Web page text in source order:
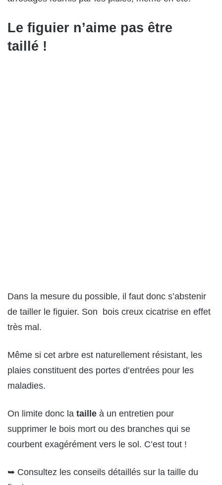
Le figuier n’aime pas être
taillé !
Dans la mesure du possible, il faut donc s’abstenir
de tailler le figuier. Son bois creux cicatrise en effet
très mal.
Même si cet arbre est naturellement résistant, les
plaies constituent des portes d’entrées pour les
maladies.
On limite donc la taille à un entretien pour
supprimer le bois mort ou des branches qui se
courbent exagérément vers le sol. C’est tout !
➥ Consultez les conseils détaillés sur la taille du